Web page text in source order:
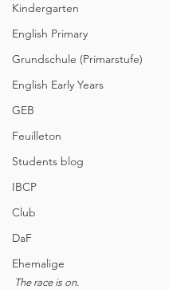
Kindergarten
English Primary
Grundschule (Primarstufe)
English Early Years
GEB
Feuilleton
Students blog
IBCP
Club
DaF
Ehemalige
The race is on.